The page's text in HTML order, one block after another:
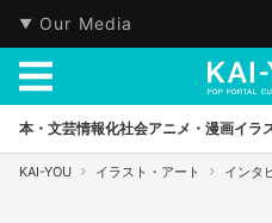
Our Media
本・文芸情報化社会アニメ・漫画イラ
KAI-YOU イラスト・アート インタ